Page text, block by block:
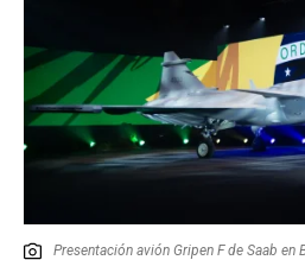
Presentación avión Gripen F de Saab en